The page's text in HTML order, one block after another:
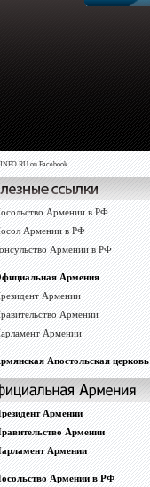
on Facebook
Армении в РФ
Армении в РФ
Армении в РФ
Армения
Армении
Армении
Армении
Апостольская церковь
Армении
Армении
Армении
Армении в РФ